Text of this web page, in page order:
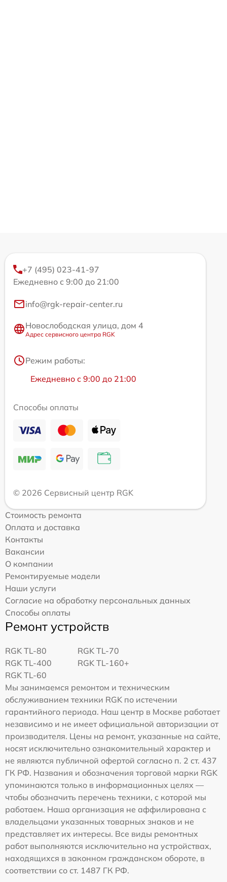
+7 (495) 023-41-97
Ежедневно с 9:00 до 21:00
info@rgk-repair-center.ru
Новослободская улица, дом 4
Адрес сервисного центра RGK
Режим работы:
Ежедневно с 9:00 до 21:00
Способы оплаты
© 2026 Сервисный центр RGK
Стоимость ремонта
Оплата и доставка
Контакты
Вакансии
О компании
Ремонтируемые модели
Наши услуги
Согласие на обработку персональных данных
Способы оплаты
Ремонт устройств
RGK TL-80
RGK TL-70
RGK TL-400
RGK TL-160+
RGK TL-60
Мы занимаемся ремонтом и техническим
обслуживанием техники RGK по истечении
гарантийного периода. Наш центр в Москве работает
независимо и не имеет официальной авторизации от
производителя. Цены на ремонт, указанные на сайте,
носят исключительно ознакомительный характер и
не являются публичной офертой согласно п. 2 ст. 437
ГК РФ. Названия и обозначения торговой марки RGK
упоминаются только в информационных целях —
чтобы обозначить перечень техники, с которой мы
работаем. Наша организация не аффилирована с
владельцами указанных товарных знаков и не
представляет их интересы. Все виды ремонтных
работ выполняются исключительно на устройствах,
находящихся в законном гражданском обороте, в
соответствии со ст. 1487 ГК РФ.